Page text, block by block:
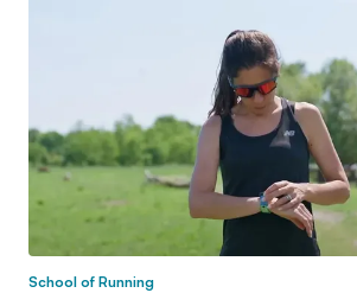
School of Running